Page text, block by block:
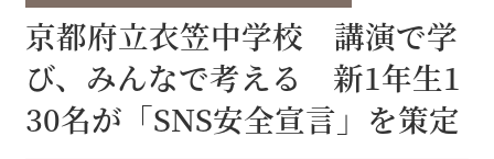
京都府立衣笠中学校 講演で学
び、みんなで考える 新1年生1
30名が「SNS安全宣言」を策定